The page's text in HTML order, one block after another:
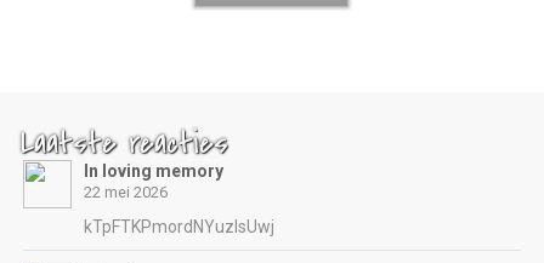
Laatste reacties
In loving memory
22 mei 2026
kTpFTKPmordNYuzIsUwj